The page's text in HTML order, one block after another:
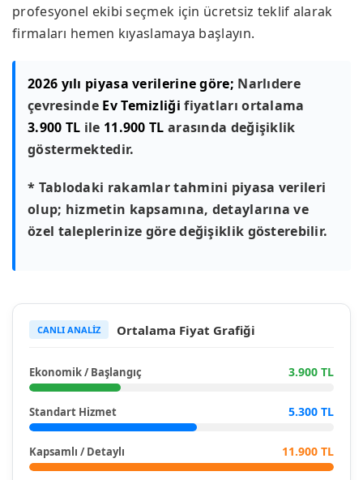
profesyonel ekibi seçmek için ücretsiz teklif alarak
firmaları hemen kıyaslamaya başlayın.
2026 yılı piyasa verilerine göre; Narlıdere
çevresinde Ev Temizliği fiyatları ortalama
3.900 TL ile 11.900 TL arasında değişiklik
göstermektedir.
* Tablodaki rakamlar tahmini piyasa verileri
olup; hizmetin kapsamına, detaylarına ve
özel taleplerinize göre değişiklik gösterebilir.
CANLI ANALİZ Ortalama Fiyat Grafiği
Ekonomik / Başlangıç 3.900 TL
Standart Hizmet 5.300 TL
Kapsamlı / Detaylı 11.900 TL